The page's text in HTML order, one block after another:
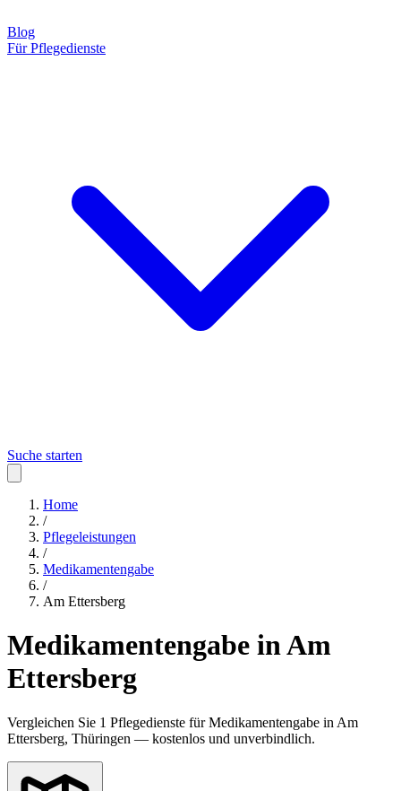
Blog
Für Pflegedienste
Suche starten
Home
/
Pflegeleistungen
/
Medikamentengabe
/
Am Ettersberg
Medikamentengabe in Am
Ettersberg
Vergleichen Sie 1 Pflegedienste für Medikamentengabe in Am
Ettersberg, Thüringen — kostenlos und unverbindlich.